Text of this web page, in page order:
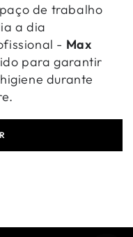
de trabalho
a dia
- Max
para garantir
durante